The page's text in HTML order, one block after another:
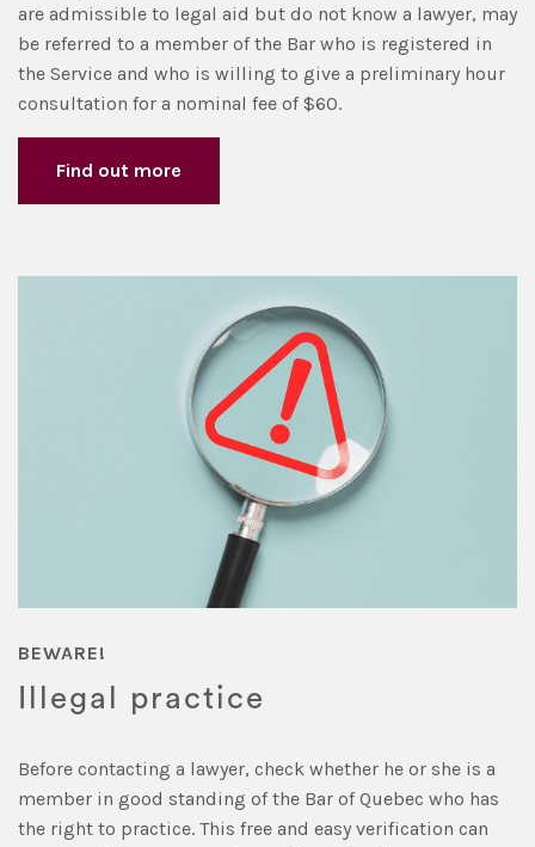
are admissible to legal aid but do not know a lawyer, may
be referred to a member of the Bar who is registered in
the Service and who is willing to give a preliminary hour
consultation for a nominal fee of $60.
Find out more
BEWARE!
Illegal practice
Before contacting a lawyer, check whether he or she is a
member in good standing of the Bar of Quebec who has
the right to practice. This free and easy verification can